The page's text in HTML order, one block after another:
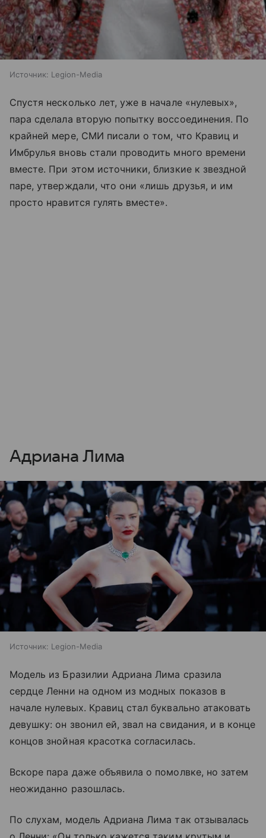
Источник: Legion-Media
Спустя несколько лет, уже в начале «нулевых»,
пара сделала вторую попытку воссоединения. По
крайней мере, СМИ писали о том, что Кравиц и
Имбрулья вновь стали проводить много времени
вместе. При этом источники, близкие к звездной
паре, утверждали, что они «лишь друзья, и им
просто нравится гулять вместе».
Адриана Лима
Источник: Legion-Media
Модель из Бразилии Адриана Лима сразила
сердце Ленни на одном из модных показов в
начале нулевых. Кравиц стал буквально атаковать
девушку: он звонил ей, звал на свидания, и в конце
концов знойная красотка согласилась.
Вскоре пара даже объявила о помолвке, но затем
неожиданно разошлась.
По слухам, модель Адриана Лима так отзывалась